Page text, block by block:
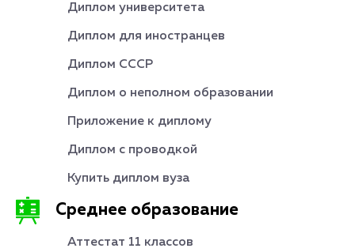
Диплом университета
Диплом для иностранцев
Диплом СССР
Диплом о неполном образовании
Приложение к диплому
Диплом с проводкой
Купить диплом вуза
Среднее образование
Аттестат 11 классов